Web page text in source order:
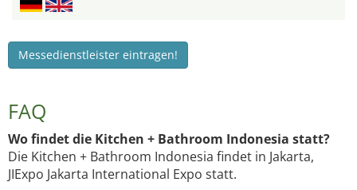
Messedienstleister eintragen!
FAQ
Wo findet die Kitchen + Bathroom Indonesia statt?
Die Kitchen + Bathroom Indonesia findet in Jakarta,
JIExpo Jakarta International Expo statt.